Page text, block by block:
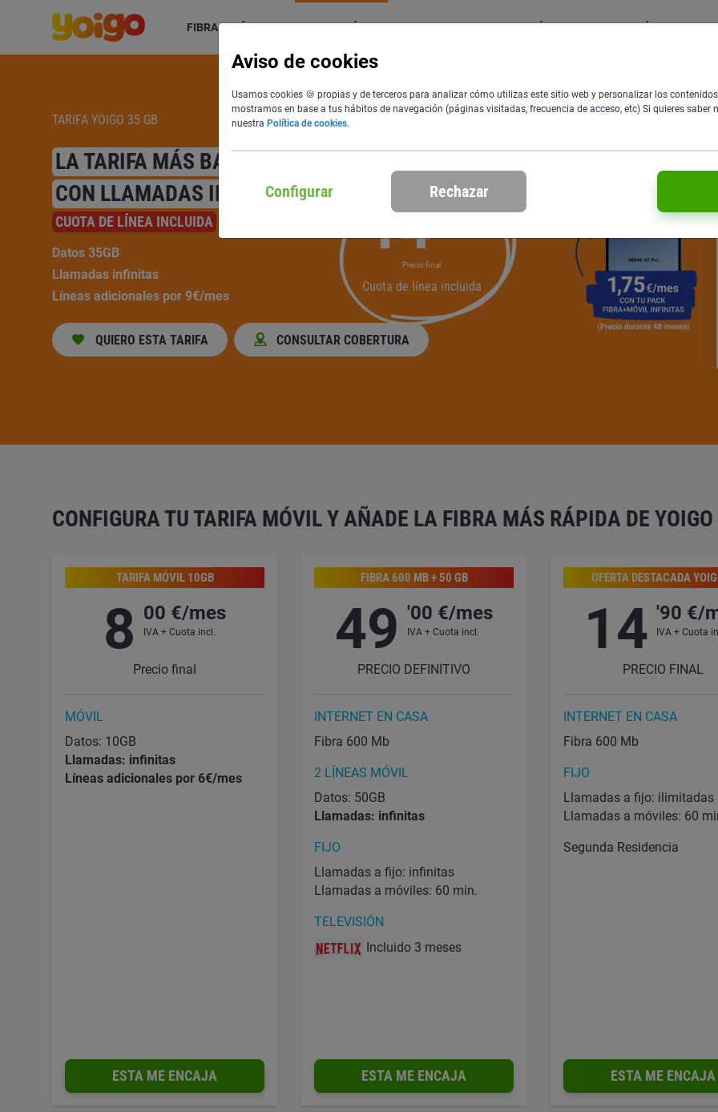
FIBRA + MÓVIL TARIFAS MÓVIL SOLO FIBRA OFERTÓN YOIGO ENERGÍA
TARIFA YOIGO 35 GB
LA TARIFA MÁS BARATA
CON LLAMADAS INFINITAS
CUOTA DE LÍNEA INCLUIDA
Datos 35GB
Llamadas infinitas
Líneas adicionales por 9€/mes
QUIERO ESTA TARIFA CONSULTAR COBERTURA
14
Precio final
Cuota de línea incluida
CONFIGURA TU TARIFA MÓVIL Y AÑADE LA FIBRA MÁS RÁPIDA DE YOIGO
TARIFA MÓVIL 10GB
8 00 €/mes
IVA + Cuota incl.
Precio final
MÓVIL
Datos: 10GB
Llamadas: infinitas
Líneas adicionales por 6€/mes
ESTA ME ENCAJA
FIBRA 600 MB + 50 GB
49 '00 €/mes
IVA + Cuota incl.
PRECIO DEFINITIVO
INTERNET EN CASA
Fibra 600 Mb
2 LÍNEAS MÓVIL
Datos: 50GB
Llamadas: infinitas
FIJO
Llamadas a fijo: infinitas
Llamadas a móviles: 60 min.
TELEVISIÓN
Incluido 3 meses
ESTA ME ENCAJA
OFERTA DESTACADA
14 '90 €/
IVA + Cuota
PRECIO FINAL
INTERNET EN CASA
Fibra 600 Mb
FIJO
Llamadas a fijo: ilimitadas
Llamadas a móviles: 60
Segunda Residencia
ESTA ME ENCAJA
Aviso de cookies
Usamos cookies 🍪 propias y de terceros para analizar cómo utilizas este sitio web y personalizar los
mostramos en base a tus hábitos de navegación (páginas visitadas, frecuencia de acceso, etc) Si quieres saber
nuestra Política de cookies.
Configurar Rechazar